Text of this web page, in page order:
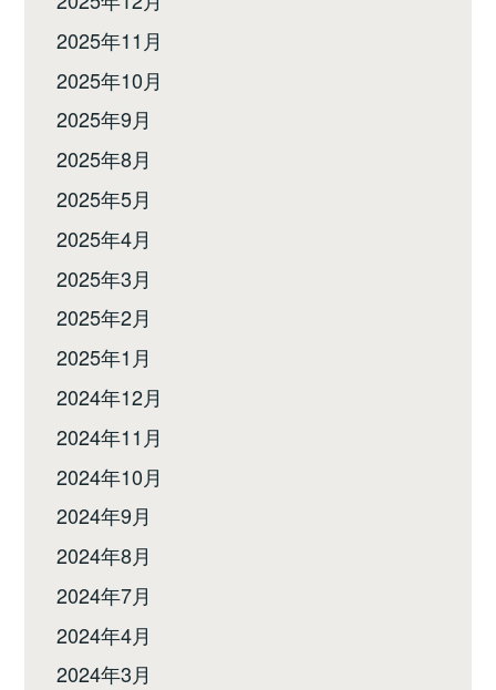
2025年11月
2025年10月
2025年9月
2025年8月
2025年5月
2025年4月
2025年3月
2025年2月
2025年1月
2024年12月
2024年11月
2024年10月
2024年9月
2024年8月
2024年7月
2024年4月
2024年3月